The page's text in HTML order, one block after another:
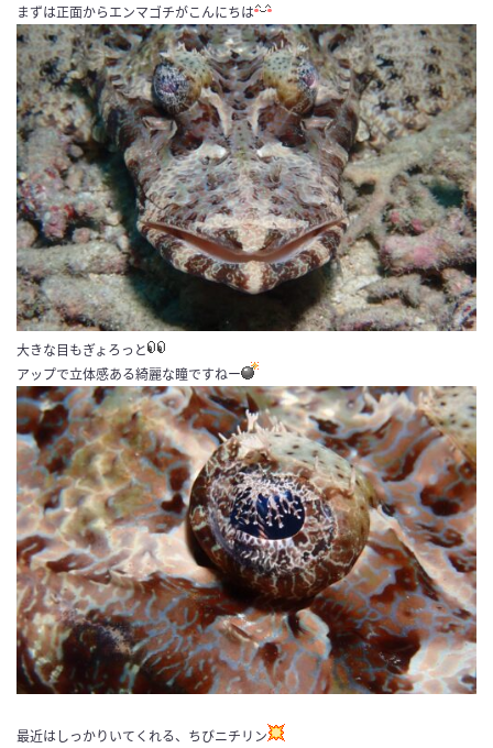
まずは正面からエンマゴチがこんにちは
大きな目もぎょろっと
アップで立体感ある綺麗な瞳ですねー
最近はしっかりいてくれる、ちびニチリン